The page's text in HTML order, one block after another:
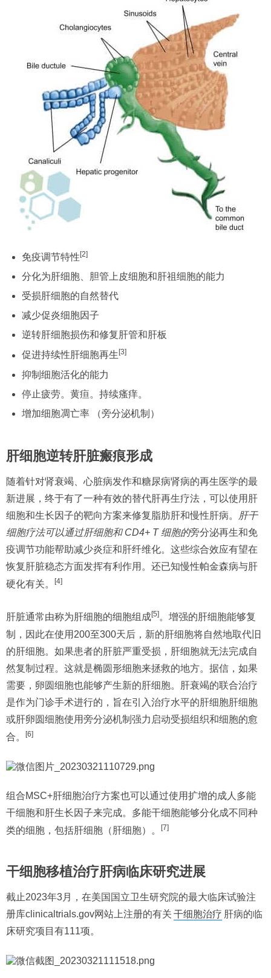
免疫调节特性[2]
分化为肝细胞、胆管上皮细胞和肝祖细胞的能力
受损肝细胞的自然替代
减少促炎细胞因子
逆转肝细胞损伤和修复肝管和肝板
促进持续性肝细胞再生 [3]
抑制细胞活化的能力
停止疲劳。黄疸。持续瘙痒。
增加细胞凋亡率 （旁分泌机制）
肝细胞逆转肝脏瘢痕形成
随着针对肾衰竭、心脏病发作和糖尿病肾病的再生医学的最
新进展，终于有了一种有效的替代肝再生疗法，可以使用肝
细胞和生长因子的靶向方案来修复脂肪肝和慢性肝病。
肝干
细胞疗法可以通过肝细胞和 CD4+ T 细胞的旁分泌再生和免
疫调节功能帮助减少炎症和肝纤维化。这些综合效应有望在
恢复肝脏稳态方面发挥有利作用。还已知慢性帕金森病与肝
硬化有关。
[4]
肝脏通常由称为肝细胞的细胞组成[5]。增强的肝细胞能够复
制，因此在使用200至300天后，新的肝细胞将自然地取代旧
的肝细胞。如果患者的肝脏严重受损，肝细胞就无法完成自
然复制过程。这就是椭圆形细胞来拯救的地方。据信，如果
需要，卵圆细胞也能够产生新的肝细胞。肝衰竭的联合治疗
是作为门诊手术进行的，旨在引入治疗水平的肝细胞肝细胞
或肝卵圆细胞使用旁分泌机制强力启动受损组织和细胞的愈
合。
[6]
组合MSC+肝细胞治疗方案也可以通过使用扩增的成人多能
干细胞和肝生长因子来完成。多能干细胞能够分化成不同种
类的细胞，包括肝细胞（肝细胞）。
[7]
干细胞移植治疗肝病临床研究进展
截止2023年3月，在美国国立卫生研究院的最大临床试验注
册库clinicaltrials.gov网站上注册的有关 干细胞治疗 肝病的临
床研究项目有111项。